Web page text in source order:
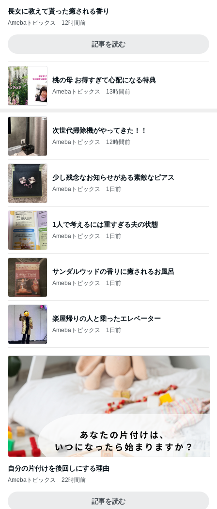
長女に教えて貰った癒される香り
Amebaトピックス 12時間前
記事を読む
桃の母 お得すぎて心配になる特典
Amebaトピックス 13時間前
次世代掃除機がやってきた！！
Amebaトピックス 12時間前
少し残念なお知らせがある素敵なピアス
Amebaトピックス 1日前
1人で考えるには重すぎる夫の状態
Amebaトピックス 1日前
サンダルウッドの香りに癒されるお風呂
Amebaトピックス 1日前
楽屋帰りの人と乗ったエレベーター
Amebaトピックス 1日前
自分の片付けを後回しにする理由
Amebaトピックス 22時間前
記事を読む